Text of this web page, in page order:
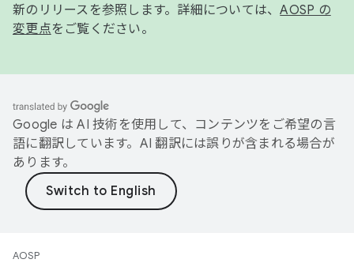
新のリリースを参照します。詳細については、AOSP の
変更点をご覧ください。
Google は AI 技術を使用して、コンテンツをご希望の言
語に翻訳しています。AI 翻訳には誤りが含まれる場合が
あります。
AOSP